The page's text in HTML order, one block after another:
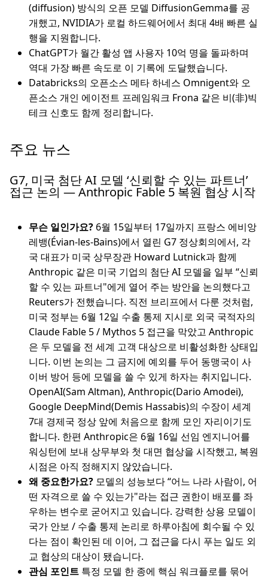
(diffusion) 방식의 오픈 모델 DiffusionGemma를 공
개했고, NVIDIA가 로컬 하드웨어에서 최대 4배 빠른 실
행을 지원합니다.
ChatGPT가 월간 활성 앱 사용자 10억 명을 돌파하며
역대 가장 빠른 속도로 이 기록에 도달했습니다.
Databricks의 오픈소스 메타 하네스 Omnigent와 오
픈소스 개인 에이전트 프레임워크 Frona 같은 비(非)빅
테크 신호도 함께 정리합니다.
주요 뉴스
G7, 미국 첨단 AI 모델 ‘신뢰할 수 있는 파트너’
접근 논의 — Anthropic Fable 5 복원 협상 시작
무슨 일인가요? 6월 15일부터 17일까지 프랑스 에비앙
레뱅(Évian-les-Bains)에서 열린 G7 정상회의에서, 각
국 대표가 미국 상무장관 Howard Lutnick과 함께
Anthropic 같은 미국 기업의 첨단 AI 모델을 일부 “신뢰
할 수 있는 파트너"에게 열어 주는 방안을 논의했다고
Reuters가 전했습니다. 직전 브리프에서 다룬 것처럼,
미국 정부는 6월 12일 수출 통제 지시로 외국 국적자의
Claude Fable 5 / Mythos 5 접근을 막았고 Anthropic
은 두 모델을 전 세계 고객 대상으로 비활성화한 상태입
니다. 이번 논의는 그 금지에 예외를 두어 동맹국이 사
이버 방어 등에 모델을 쓸 수 있게 하자는 취지입니다.
OpenAI(Sam Altman), Anthropic(Dario Amodei),
Google DeepMind(Demis Hassabis)의 수장이 세계
7대 경제국 정상 앞에 처음으로 함께 모인 자리이기도
합니다. 한편 Anthropic은 6월 16일 선임 엔지니어를
워싱턴에 보내 상무부와 첫 대면 협상을 시작했고, 복원
시점은 아직 정해지지 않았습니다.
왜 중요한가요? 모델의 성능보다 “어느 나라 사람이, 어
떤 자격으로 쓸 수 있는가"라는 접근 권한이 배포를 좌
우하는 변수로 굳어지고 있습니다. 강력한 상용 모델이
국가 안보 / 수출 통제 논리로 하루아침에 회수될 수 있
다는 점이 확인된 데 이어, 그 접근을 다시 푸는 일도 외
교 협상의 대상이 됐습니다.
관심 포인트 특정 모델 한 종에 핵심 워크플로를 묶어